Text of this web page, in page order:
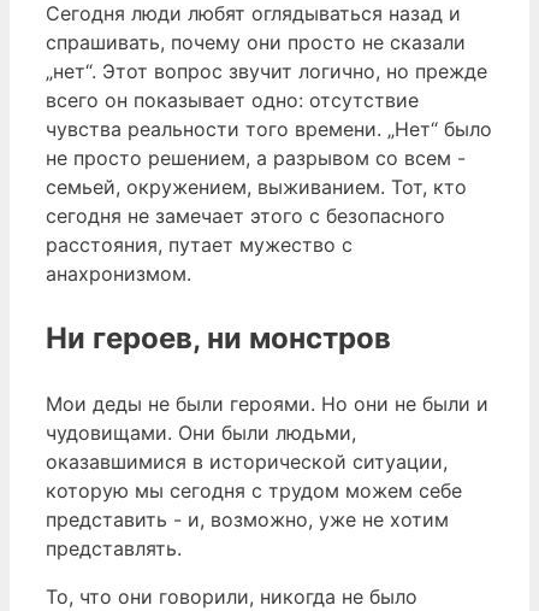
Сегодня люди любят оглядываться назад и
спрашивать, почему они просто не сказали
„нет“. Этот вопрос звучит логично, но прежде
всего он показывает одно: отсутствие
чувства реальности того времени. „Нет“ было
не просто решением, а разрывом со всем -
семьей, окружением, выживанием. Тот, кто
сегодня не замечает этого с безопасного
расстояния, путает мужество с
анахронизмом.
Ни героев, ни монстров
Мои деды не были героями. Но они не были и
чудовищами. Они были людьми,
оказавшимися в исторической ситуации,
которую мы сегодня с трудом можем себе
представить - и, возможно, уже не хотим
представлять.
То, что они говорили, никогда не было